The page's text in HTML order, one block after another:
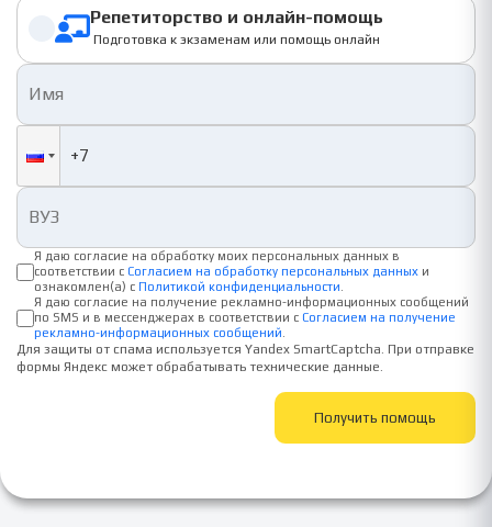
Репетиторство и онлайн-помощь
Подготовка к экзаменам или помощь онлайн
Я даю согласие на обработку моих персональных данных в
соответствии с Согласием на обработку персональных данных и
ознакомлен(а) с Политикой конфиденциальности
Я даю согласие на получение рекламно-информационных сообщений
по SMS и в мессенджерах в соответствии с Согласием на получение
рекламно-информационных сообщений
Для защиты от спама используется Yandex SmartCaptcha. При отправке
формы Яндекс может обрабатывать технические данные.
Получить помощь